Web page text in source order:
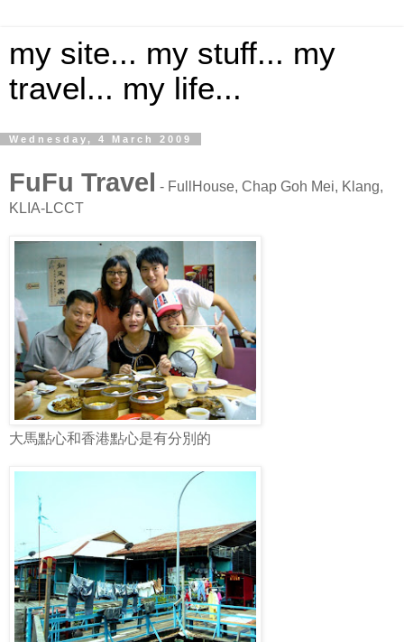
my site... my stuff... my
travel... my life...
Wednesday, 4 March 2009
FuFu Travel - FullHouse, Chap Goh Mei, Klang,
KLIA-LCCT
大馬點心和香港點心是有分別的